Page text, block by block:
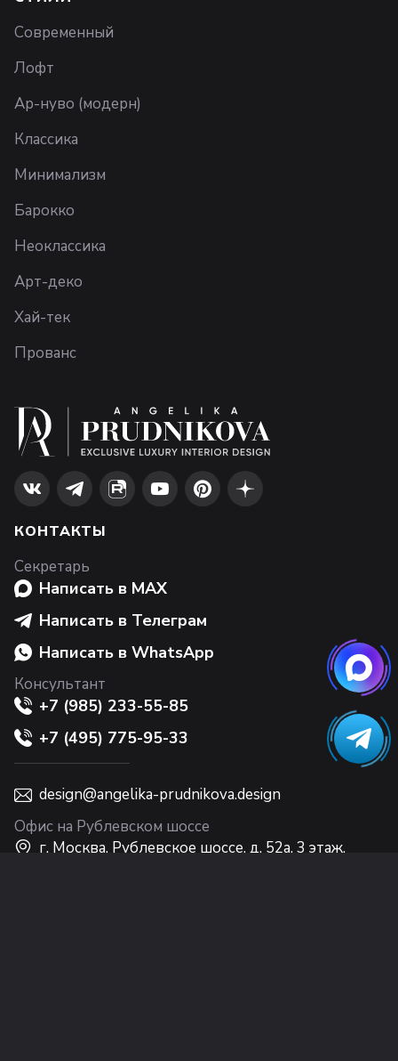
Современный
Лофт
Ар-нуво (модерн)
Классика
Минимализм
Барокко
Неоклассика
Арт-деко
Хай-тек
Прованс
КОНТАКТЫ
Секретарь
Написать в MAX
Написать в Телеграм
Написать в WhatsApp
Консультант
+7 (985) 233-55-85
+7 (495) 775-95-33
design@angelika-prudnikova.design
Офис на Рублевском шоссе
г. Москва, Рублевское шоссе, д. 52а, 3 этаж,